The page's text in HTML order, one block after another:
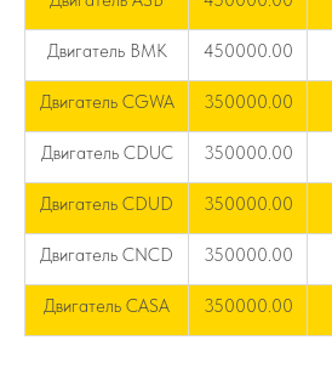
Двигатель BMK 450000.00
Двигатель CGWA 350000.00
Двигатель CDUC 350000.00
Двигатель CDUD 350000.00
Двигатель CNCD 350000.00
Двигатель CASA 350000.00